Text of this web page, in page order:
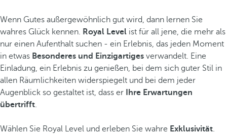
Wenn Gutes außergewöhnlich gut wird, dann lernen Sie
wahres Glück kennen. Royal Level ist für all jene, die mehr als
nur einen Aufenthalt suchen - ein Erlebnis, das jeden Moment
in etwas Besonderes und Einzigartiges verwandelt. Eine
Einladung, ein Erlebnis zu genießen, bei dem sich guter Stil in
allen Räumlichkeiten widerspiegelt und bei dem jeder
Augenblick so gestaltet ist, dass er
Ihre Erwartungen
übertrifft.
Wählen Sie Royal Level und erleben Sie wahre Exklusivität.